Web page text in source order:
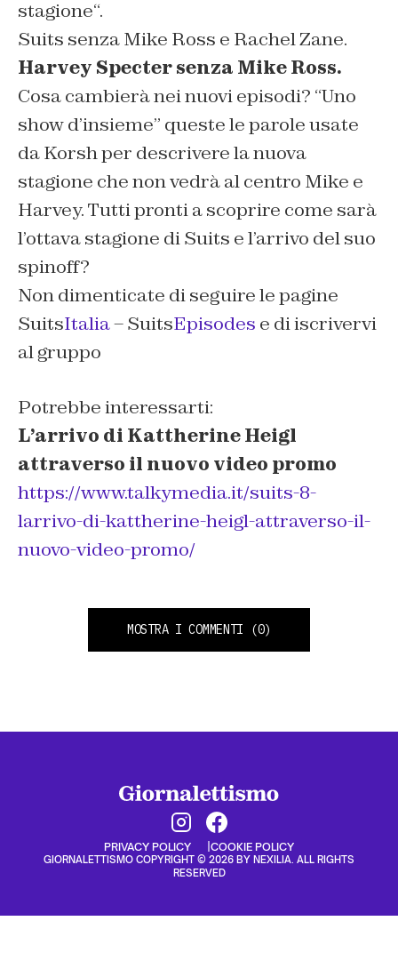
stagione“.
Suits senza Mike Ross e Rachel Zane.
Harvey Specter senza Mike Ross.
Cosa cambierà nei nuovi episodi? “Uno
show d’insieme” queste le parole usate
da Korsh per descrivere la nuova
stagione che non vedrà al centro Mike e
Harvey. Tutti pronti a scoprire come sarà
l’ottava stagione di Suits e l’arrivo del suo
spinoff?
Non dimenticate di seguire le pagine
SuitsItalia– SuitsEpisodes e di iscrivervi
al gruppo
Potrebbe interessarti:
L’arrivo di Kattherine Heigl
attraverso il nuovo video promo
https://www.talkymedia.it/suits-8-
larrivo-di-kattherine-heigl-attraverso-il-
nuovo-video-promo/
MOSTRA I COMMENTI (0)
PRIVACY POLICY COOKIE POLICY
GIORNALETTISMO COPYRIGHT © 2026 BY NEXILIA. ALL RIGHTS
RESERVED